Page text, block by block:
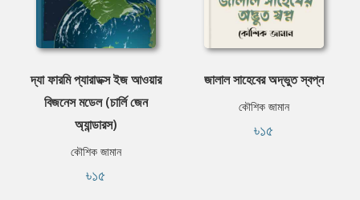
দ্যা ফারমি প্যারাডক্স ইজ আওয়ার
বিজনেস মডেল (চার্লি জেন
অ্যান্ডারস)
কৌশিক জামান
৳১৫
জালাল সাহেবের অদ্ভুত স্বপ্ন
কৌশিক জামান
৳১৫